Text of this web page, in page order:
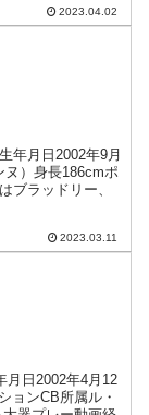
2023.04.02
年月日2002年9月
）身長186cmポ
ブラッドリー、
2023.03.11
月日2002年4月12
ョンCB所属ル・